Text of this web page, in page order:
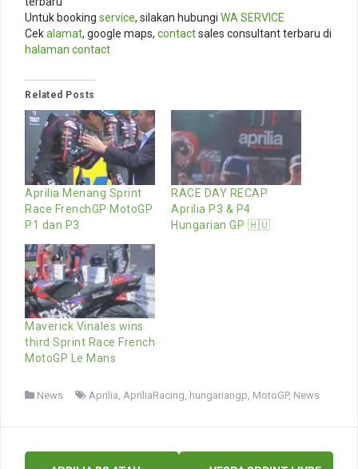
Untuk booking service, silakan hubungi WA SERVICE
Cekalamat, google maps, contactsales consultant terbaru di
halaman contact
Related Posts
Aprilia Menang Sprint
Race FrenchGP MotoGP
P1 dan P3
RACE DAY RECAP
Aprilia P3 & P4
Hungarian GP 🇭🇺
Maverick Vinales wins
third Sprint Race French
MotoGP Le Mans
News Aprilia ApriliaRacing hungariangp MotoGP, News